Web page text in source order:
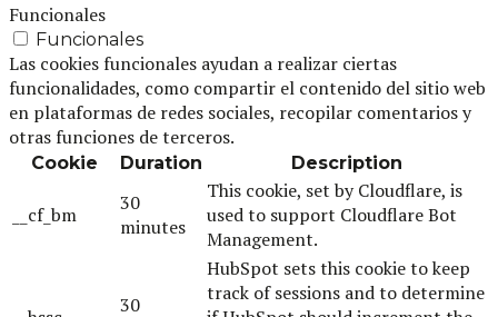
Funcionales
Funcionales
Las cookies funcionales ayudan a realizar ciertas
funcionalidades, como compartir el contenido del sitio web
en plataformas de redes sociales, recopilar comentarios y
otras funciones de terceros.
Cookie Duration Description
__cf_bm
30
minutes
This cookie, set by Cloudflare, is
used to support Cloudflare Bot
Management.
30
HubSpot sets this cookie to keep
track of sessions and to determine